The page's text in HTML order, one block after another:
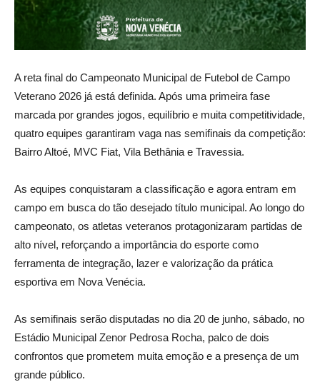
A reta final do Campeonato Municipal de Futebol de Campo
Veterano 2026 já está definida. Após uma primeira fase
marcada por grandes jogos, equilíbrio e muita competitividade,
quatro equipes garantiram vaga nas semifinais da competição:
Bairro Altoé, MVC Fiat, Vila Bethânia e Travessia.
As equipes conquistaram a classificação e agora entram em
campo em busca do tão desejado título municipal. Ao longo do
campeonato, os atletas veteranos protagonizaram partidas de
alto nível, reforçando a importância do esporte como
ferramenta de integração, lazer e valorização da prática
esportiva em Nova Venécia.
As semifinais serão disputadas no dia 20 de junho, sábado, no
Estádio Municipal Zenor Pedrosa Rocha, palco de dois
confrontos que prometem muita emoção e a presença de um
grande público.